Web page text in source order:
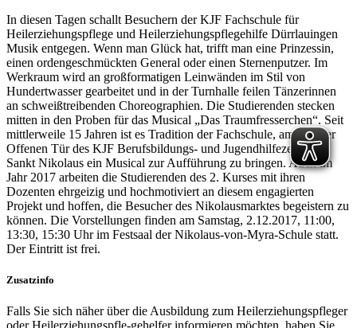
In diesen Tagen schallt Besuchern der KJF Fachschule für
Heilerziehungspflege und Heilerziehungspflegehilfe Dürrlauingen
Musik entgegen. Wenn man Glück hat, trifft man eine Prinzessin,
einen ordengeschmückten General oder einen Sternenputzer. Im
Werkraum wird an großformatigen Leinwänden im Stil von
Hundertwasser gearbeitet und in der Turnhalle feilen Tänzerinnen
an schweißtreibenden Choreographien. Die Studierenden stecken
mitten in den Proben für das Musical „Das Traumfresserchen“. Seit
mittlerweile 15 Jahren ist es Tradition der Fachschule, am Tag der
Offenen Tür des KJF Berufsbildungs- und Jugendhilfezentrums
Sankt Nikolaus ein Musical zur Aufführung zu bringen. Auch im
Jahr 2017 arbeiten die Studierenden des 2. Kurses mit ihren
Dozenten ehrgeizig und hochmotiviert an diesem engagierten
Projekt und hoffen, die Besucher des Nikolausmarktes begeistern zu
können. Die Vorstellungen finden am Samstag, 2.12.2017, 11:00,
13:30, 15:30 Uhr im Festsaal der Nikolaus-von-Myra-Schule statt.
Der Eintritt ist frei.
Zusatzinfo
Falls Sie sich näher über die Ausbildung zum Heilerziehungspfleger